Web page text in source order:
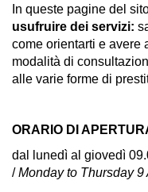
In queste pagine del
usufruire dei servizi:
come orientarti e avere
modalità di
alle varie forme di
ORARIO DI
dal lunedì al giovedì
/Monday to Thursday 9